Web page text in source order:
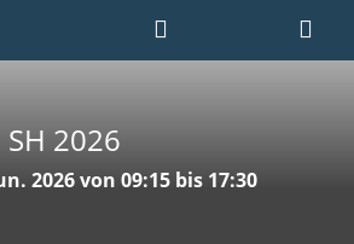
2026
2026 von 09:15 bis 17:30